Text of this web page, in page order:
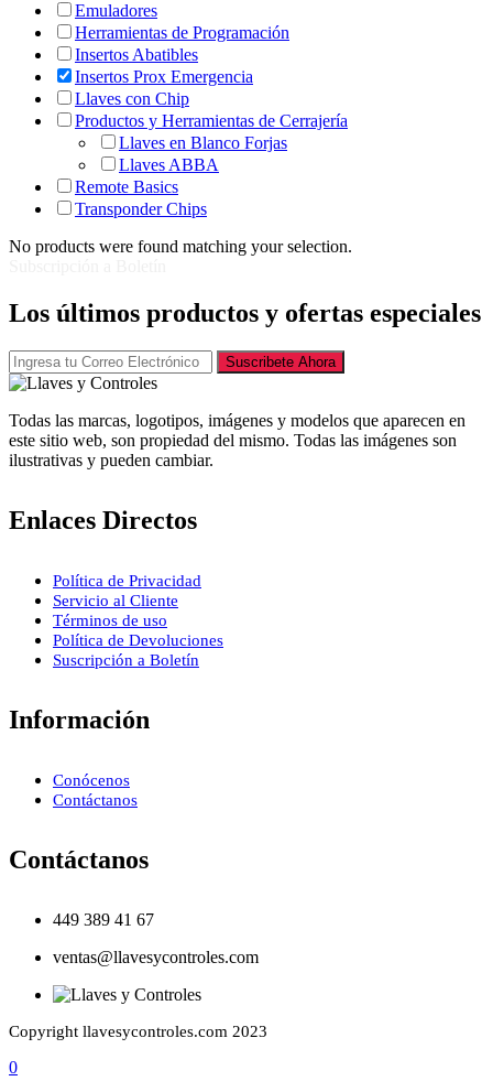
Emuladores
Herramientas de Programación
Insertos Abatibles
Insertos Prox Emergencia
Llaves con Chip
Productos y Herramientas de Cerrajería
Llaves en Blanco Forjas
Llaves ABBA
Remote Basics
Transponder Chips
No products were found matching your selection.
Los últimos productos y ofertas especiales
Suscribete Ahora
Todas las marcas, logotipos, imágenes y modelos que aparecen en
este sitio web, son propiedad del mismo. Todas las imágenes son
ilustrativas y pueden cambiar.
Enlaces Directos
Política de Privacidad
Servicio al Cliente
Términos de uso
Política de Devoluciones
Suscripción a Boletín
Información
Conócenos
Contáctanos
Contáctanos
449 389 41 67
ventas@llavesycontroles.com
Copyright llavesycontroles.com 2023
0